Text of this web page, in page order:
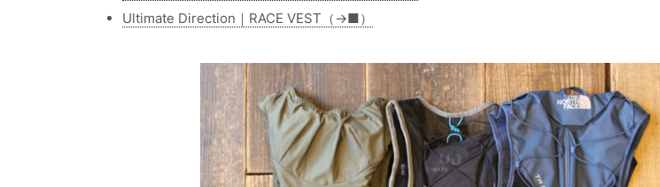
Ultimate Direction｜RACE VEST（→■）